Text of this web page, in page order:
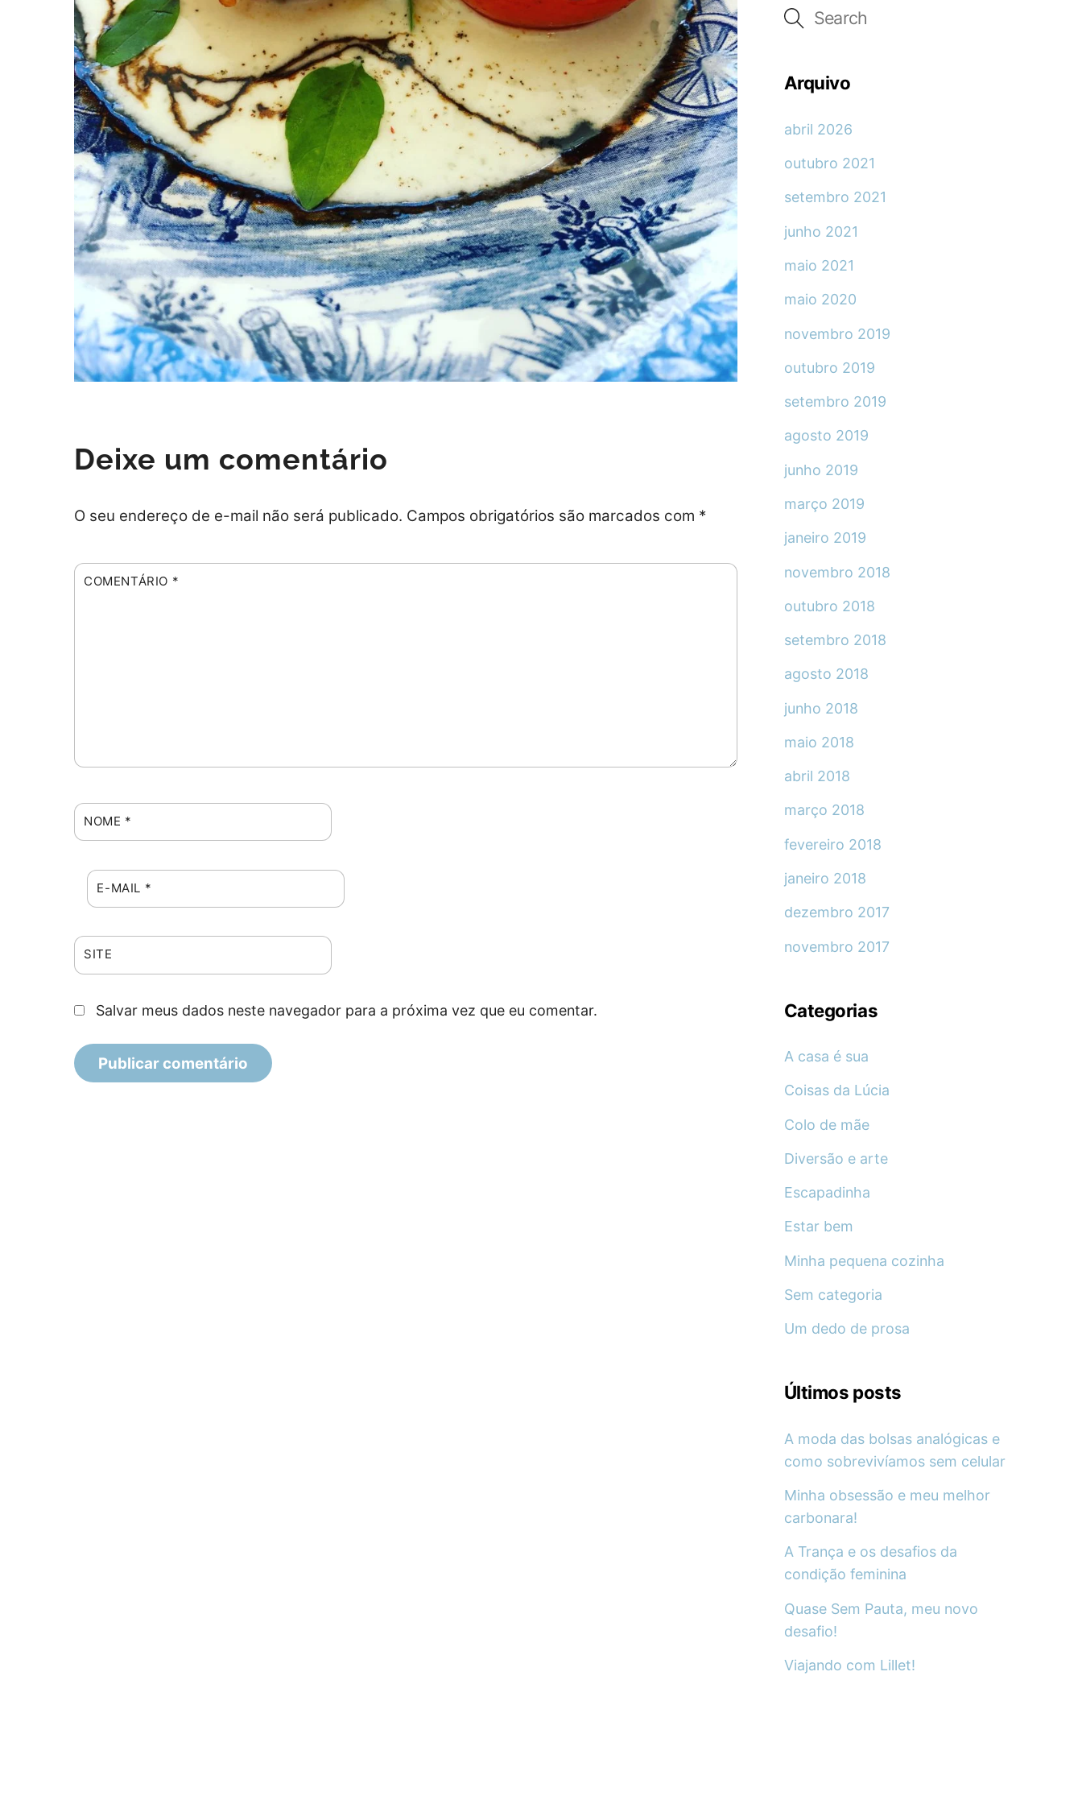
Deixe um comentário
O seu endereço de e-mail não será publicado. Campos obrigatórios são marcados com *
COMENTÁRIO *
NOME *
E-MAIL *
SITE
Salvar meus dados neste navegador para a próxima vez que eu comentar.
Arquivo
abril 2026
outubro 2021
setembro 2021
junho 2021
maio 2021
maio 2020
novembro 2019
outubro 2019
setembro 2019
agosto 2019
junho 2019
março 2019
janeiro 2019
novembro 2018
outubro 2018
setembro 2018
agosto 2018
junho 2018
maio 2018
abril 2018
março 2018
fevereiro 2018
janeiro 2018
dezembro 2017
novembro 2017
Categorias
A casa é sua
Coisas da Lúcia
Colo de mãe
Diversão e arte
Escapadinha
Estar bem
Minha pequena cozinha
Sem categoria
Um dedo de prosa
Últimos posts
A moda das bolsas analógicas e
como sobrevivíamos sem celular
Minha obsessão e meu melhor
carbonara!
A Trança e os desafios da
condição feminina
Quase Sem Pauta, meu novo
desafio!
Viajando com Lillet!